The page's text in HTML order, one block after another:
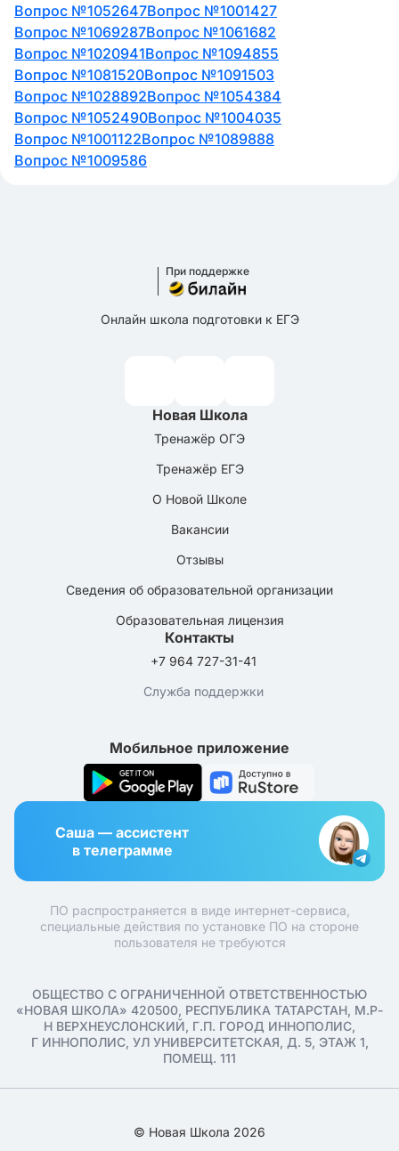
Вопрос №1052647Вопрос №1001427
Вопрос №1069287Вопрос №1061682
Вопрос №1020941Вопрос №1094855
Вопрос №1081520Вопрос №1091503
Вопрос №1028892Вопрос №1054384
Вопрос №1052490Вопрос №1004035
Вопрос №1001122Вопрос №1089888
Вопрос №1009586
При поддержке
Онлайн школа подготовки к ЕГЭ
Новая Школа
Тренажёр ОГЭ
Тренажёр ЕГЭ
О Новой Школе
Вакансии
Отзывы
Сведения об образовательной организации
Образовательная лицензия
Контакты
+7 964 727-31-41
Служба поддержки
Мобильное приложение
Саша — ассистент
в телеграмме
ПО распространяется в виде интернет-сервиса,
специальные действия по установке ПО на стороне
пользователя не требуются
ОБЩЕСТВО С ОГРАНИЧЕННОЙ ОТВЕТСТВЕННОСТЬЮ
«НОВАЯ ШКОЛА» 420500, РЕСПУБЛИКА ТАТАРСТАН, М.Р-
Н ВЕРХНЕУСЛОНСКИЙ, Г.П. ГОРОД ИННОПОЛИС,
Г ИННОПОЛИС, УЛ УНИВЕРСИТЕТСКАЯ, Д. 5, ЭТАЖ 1,
ПОМЕЩ. 111
© Новая Школа 2026